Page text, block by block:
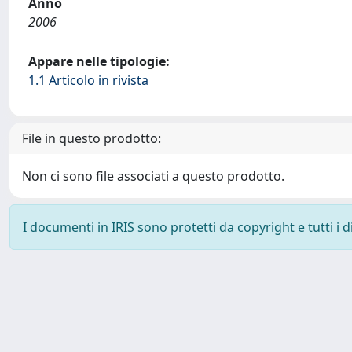
2006
Appare nelle tipologie:
1.1 Articolo in rivista
File in questo prodotto:
Non ci sono file associati a questo prodotto.
I documenti in IRIS sono protetti da copyright e tutti i